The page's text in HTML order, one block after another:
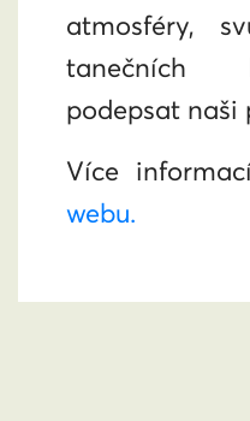
atmosféry,
tanečních
podepsat naši
Více
webu.